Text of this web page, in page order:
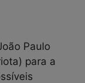
Paulo
para a